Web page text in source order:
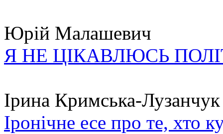
Юрій Малашевич
Я НЕ ЦІКАВЛЮСЬ
Ірина Кримська-Лузанчук
Іронічне есе про те, хто